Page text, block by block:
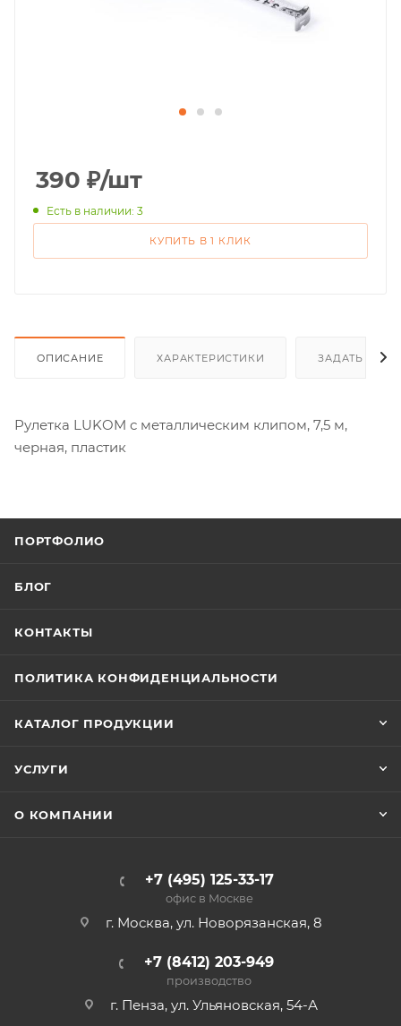
390 ₽/шт
Есть в наличии: 3
КУПИТЬ В 1 КЛИК
ОПИСАНИЕ ХАРАКТЕРИСТИКИ ЗАДАТЬ
Рулетка LUKOM с металлическим клипом, 7,5 м,
черная, пластик
ПОРТФОЛИО
БЛОГ
КОНТАКТЫ
ПОЛИТИКА КОНФИДЕНЦИАЛЬНОСТИ
КАТАЛОГ ПРОДУКЦИИ
УСЛУГИ
О КОМПАНИИ
+7 (495) 125-33-17
офис в Москве
г. Москва, ул. Новорязанская, 8
+7 (8412) 203-949
производство
г. Пенза, ул. Ульяновская, 54-А